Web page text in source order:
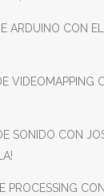
ARDUINO CON
VIDEOMAPPING
SONIDO CON
PROCESSING